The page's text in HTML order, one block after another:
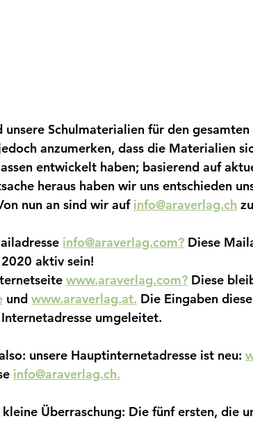
Schulmaterialien für den
anzumerken, dass die Materialien
entwickelt haben; basierend auf
heraus haben wir uns entschieden
nun an sind wir auf info@araverlag.ch
info@araverlag.com? Diese
aktiv sein!
www.araverlag.com? Diese
und www.araverlag.at. Die Eingaben
umgeleitet.
unsere Hauptinternetadresse ist neu:
info@araverlag.ch.
Überraschung: Die fünf ersten, die